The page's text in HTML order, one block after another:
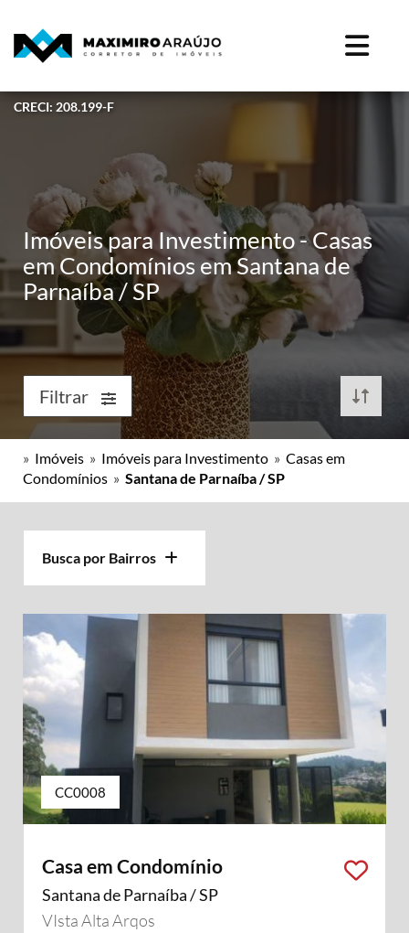
CRECI: 208.199-F
Imóveis para Investimento - Casas
em Condomínios em Santana de
Parnaíba / SP
Filtrar
» Imóveis » Imóveis para Investimento » Casas em
Condomínios » Santana de Parnaíba / SP
Busca por Bairros
CC0008
Casa em Condomínio
Santana de Parnaíba / SP
VIsta Alta Arqos